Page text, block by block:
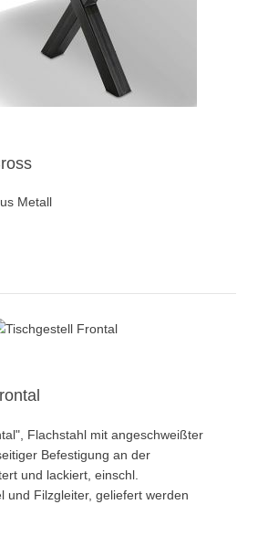
Metall
Flachstahl mit angeschweißter
Befestigung an der
und lackiert, einschl.
und Filzgleiter, geliefert werden